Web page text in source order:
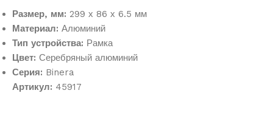
Размер, мм: 299 х 86 х 6.5 мм
Материал: Алюминий
Тип устройства: Рамка
Цвет: Серебряный алюминий
Серия: Binera
Артикул: 45917